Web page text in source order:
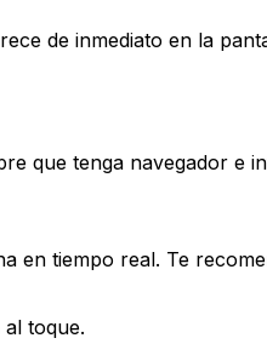
de inmediato en la
que tenga navegador e
en tiempo real. Te
toque.